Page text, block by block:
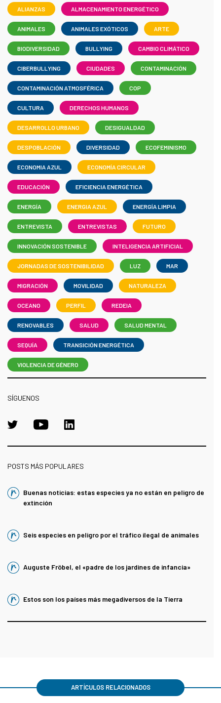
ALIANZAS ALMACENAMIENTO ENERGÉTICO
ANIMALES ANIMALES EXÓTICOS ARTE
BIODIVERSIDAD BULLYING CAMBIO CLIMÁTICO
CIBERBULLYING CIUDADES CONTAMINACIÓN
CONTAMINACIÓN ATMOSFÉRICA COP
CULTURA DERECHOS HUMANOS
DESARROLLO URBANO DESIGUALDAD
DESPOBLACIÓN DIVERSIDAD ECOFEMINISMO
ECONOMIA AZUL ECONOMÍA CIRCULAR
EDUCACIÓN EFICIENCIA ENERGÉTICA
ENERGÍA ENERGIA AZUL ENERGÍA LIMPIA
ENTREVISTA ENTREVISTAS FUTURO
INNOVACIÓN SOSTENIBLE INTELIGENCIA ARTIFICIAL
JORNADAS DE SOSTENIBILIDAD LUZ MAR
MIGRACIÓN MOVILIDAD NATURALEZA
OCEANO PERFIL REDEIA
RENOVABLES SALUD SALUD MENTAL
SEQUÍA TRANSICIÓN ENERGÉTICA
VIOLENCIA DE GÉNERO
SÍGUENOS
POSTS MÁS POPULARES
Buenas noticias: estas especies ya no están en peligro de
extinción
Seis especies en peligro por el tráfico ilegal de animales
Auguste Fröbel, el «padre de los jardines de infancia»
Estos son los países más megadiversos de la Tierra
ARTÍCULOS RELACIONADOS